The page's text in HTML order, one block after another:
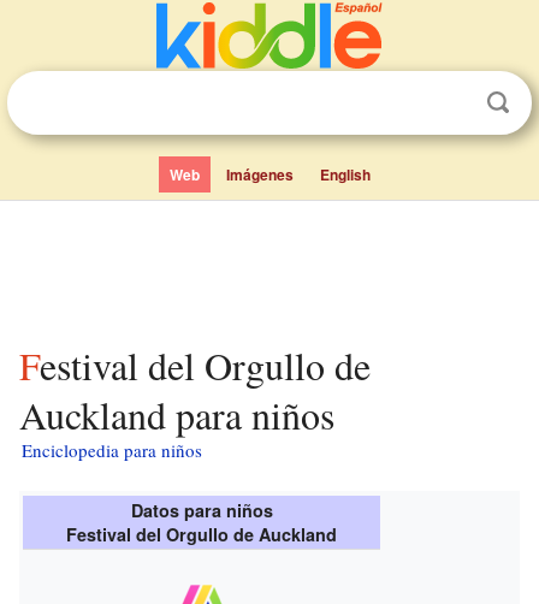
Web Imágenes English
Festival del Orgullo de
Auckland para niños
Enciclopedia para niños
Datos para niños
Festival del Orgullo de Auckland